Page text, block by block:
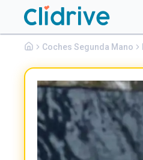
Coches Segunda Mano
BmwSerie 5
530D GRAN TURISMO